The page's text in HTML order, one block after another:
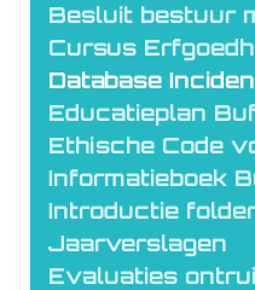
Besluit bestuur
Cursus
Database
Educatieplan
Ethische Code
Informatieboek
Introductie
Jaarverslagen
Evaluaties